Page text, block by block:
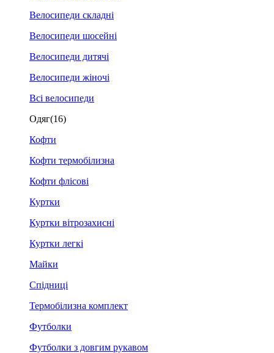
Велосипеди складні
Велосипеди шосейні
Велосипеди дитячі
Велосипеди жіночі
Всі велосипеди
Одяг(16)
Кофти
Кофти термобілизна
Кофти флісові
Куртки
Куртки вітрозахисні
Куртки легкі
Майки
Спідниці
Термобілизна комплект
Футболки
Футболки з довгим рукавом